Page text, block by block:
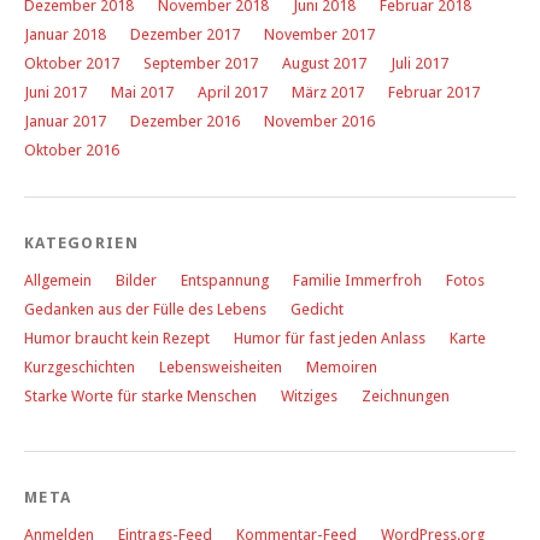
Dezember 2018 November 2018 Juni 2018
Februar 2018
Januar 2018
Dezember 2017
November 2017
Oktober 2017
September 2017 August 2017
Juli 2017
Juni 2017
Mai 2017 April 2017 März 2017
Februar 2017
Januar 2017
Dezember 2016
November 2016
Oktober 2016
KATEGORIEN
Allgemein Bilder Entspannung Familie Immerfroh
Fotos
Gedanken aus der Fülle des Lebens
Gedicht
Humor braucht kein Rezept
Humor für fast jeden Anlass
Karte
Kurzgeschichten
Lebensweisheiten
Memoiren
Starke Worte für starke Menschen
Witziges Zeichnungen
META
Anmelden Eintrags-Feed Kommentar-Feed WordPress.org